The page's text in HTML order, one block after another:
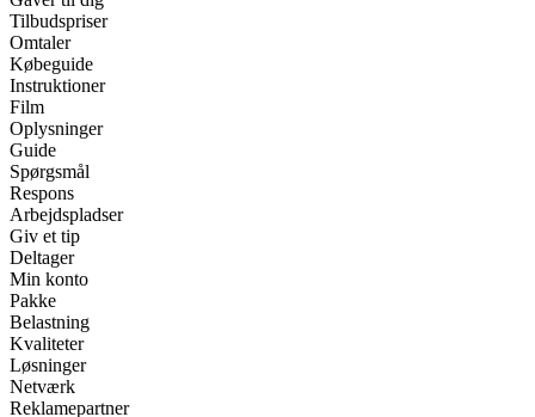
Tilbudspriser
Omtaler
Købeguide
Instruktioner
Film
Oplysninger
Guide
Spørgsmål
Respons
Arbejdspladser
Giv et tip
Deltager
Min konto
Pakke
Belastning
Kvaliteter
Løsninger
Netværk
Reklamepartner